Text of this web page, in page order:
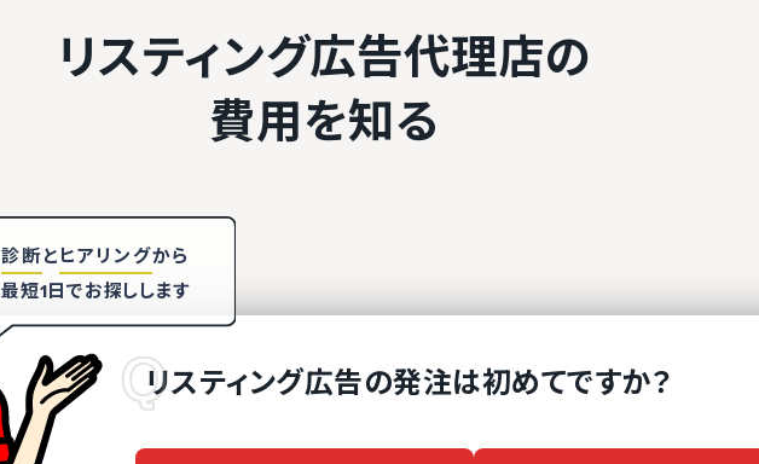
リスティング広告代理店の
費用を知る
リスティング広告の発注は初めてですか？
診断と ヒアリングから
最短1日でお探しします